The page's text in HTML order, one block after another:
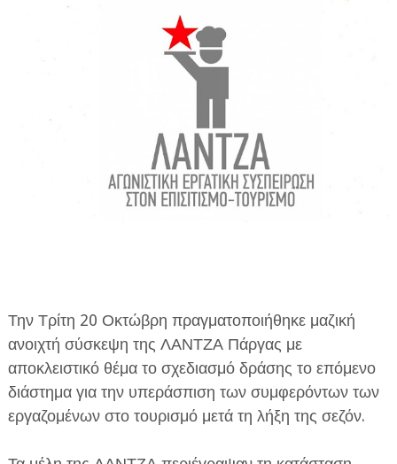
ΗΠΕΙΡΟΣ
ΙΟΝΙΑ ΝΗΣΙΑ
ΠΕΡΙΒΑΛΛΟΝ
ΤΕΧΝΟΛΟΓΙΑ
ΔΙΕΘΝΗ
Την Τρίτη 20 Οκτώβρη πραγματοποιήθηκε μαζική
ανοιχτή σύσκεψη της ΛΑΝΤΖΑ Πάργας με
αποκλειστικό θέμα το σχεδιασμό δράσης το επόμενο
διάστημα για την υπεράσπιση των συμφερόντων των
εργαζομένων στο τουρισμό μετά τη λήξη της σεζόν.